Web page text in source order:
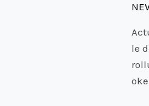
le
du
19
2024